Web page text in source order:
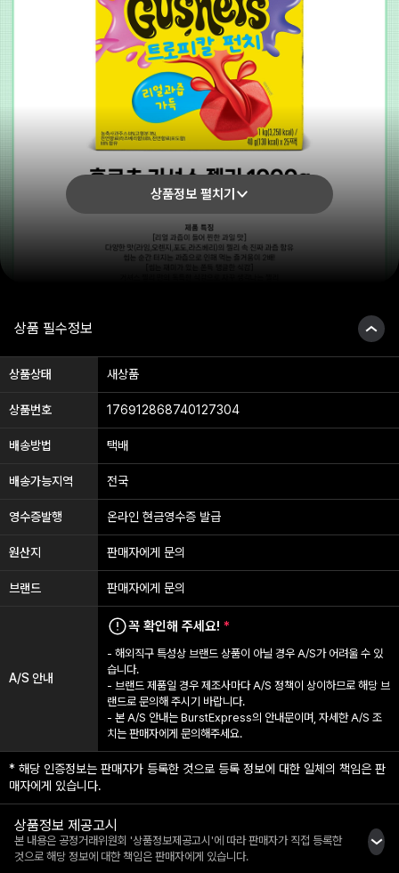
상품정보 펼치기
상품 필수정보
상품상태 새상품
상품번호 176912868740127304
배송방법 택배
배송가능지역 전국
영수증발행 온라인 현금영수증 발급
원산지 판매자에게 문의
브랜드 판매자에게 문의
A/S 안내
꼭 확인해 주세요! *
- 해외직구 특성상 브랜드 상품이 아닐 경우 A/S가 어려울 수 있
습니다.
- 브랜드 제품일 경우 제조사마다 A/S 정책이 상이하므로 해당 브
랜드로 문의해 주시기 바랍니다.
- 본 A/S 안내는 BurstExpress의 안내문이며, 자세한 A/S 조
치는 판매자에게 문의해주세요.
* 해당 인증정보는 판매자가 등록한 것으로 등록 정보에 대한 일체의 책임은 판
매자에게 있습니다.
상품정보 제공고시
본 내용은 공정거래위원회 '상품정보제공고시'에 따라 판매자가 직접 등록한
것으로 해당 정보에 대한 책임은 판매자에게 있습니다.